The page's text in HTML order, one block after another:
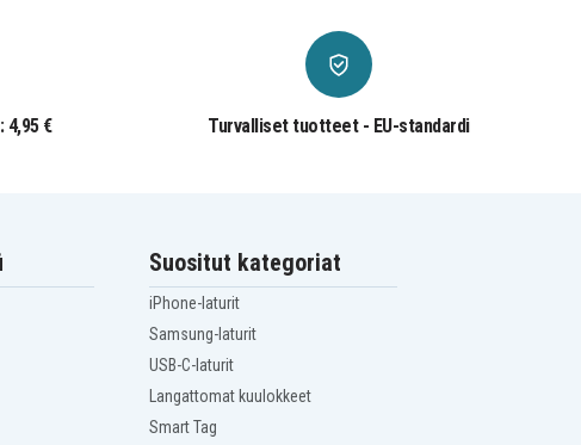
4,95 € Turvalliset tuotteet - EU-standardi
Suositut kategoriat
iPhone-laturit
Samsung-laturit
USB-C-laturit
Langattomat kuulokkeet
Smart Tag